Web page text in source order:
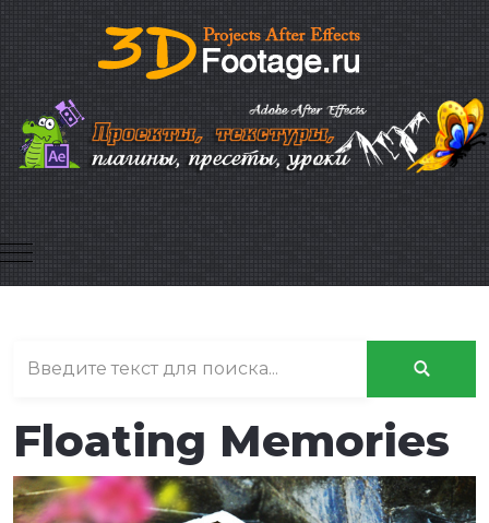
Mobile Menu Toggle
Floating Memories